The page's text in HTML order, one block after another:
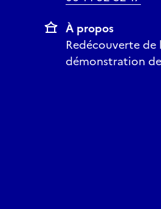
À propos
Redécouverte
démonstration